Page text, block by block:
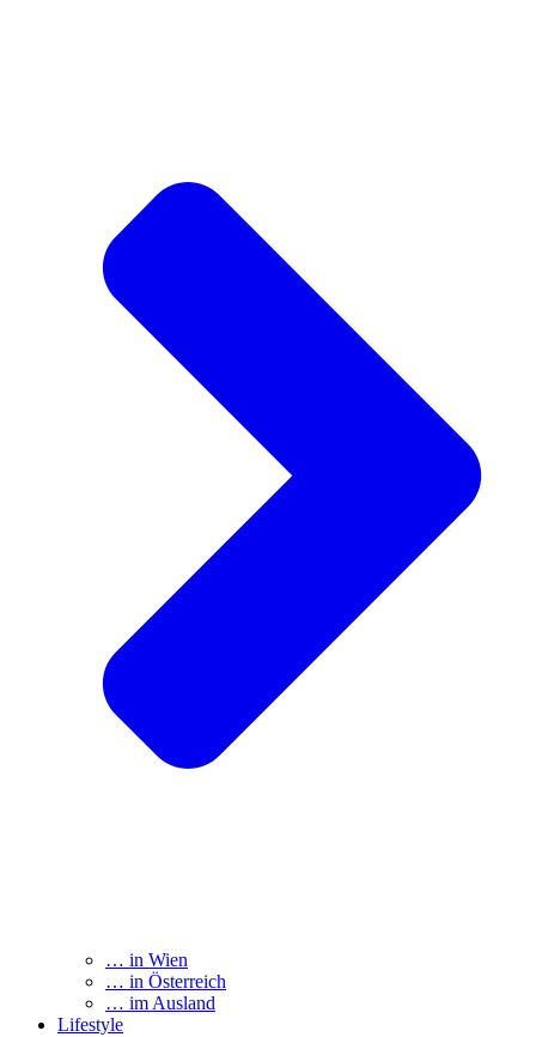
… in Wien
… in Österreich
… im Ausland
Lifestyle